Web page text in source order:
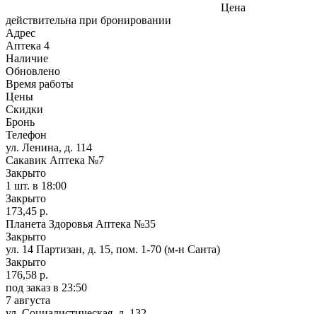
Цена
действительна при бронировании
Адрес
Аптека 4
Наличие
Обновлено
Время работы
Цены
Скидки
Бронь
Телефон
ул. Ленина, д. 114
Сакавик Аптека №7
Закрыто
1 шт. в 18:00
Закрыто
173,45 р.
Планета Здоровья Аптека №35
Закрыто
ул. 14 Партизан, д. 15, пом. 1-70 (м-н Санта)
Закрыто
176,58 р.
под заказ в 23:50
7 августа